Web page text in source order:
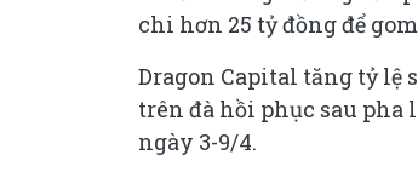
chi hơn 25 tỷ đồng để
Dragon Capital tăng tỷ lệ
trên đà hồi phục sau
ngày 3-9/4.